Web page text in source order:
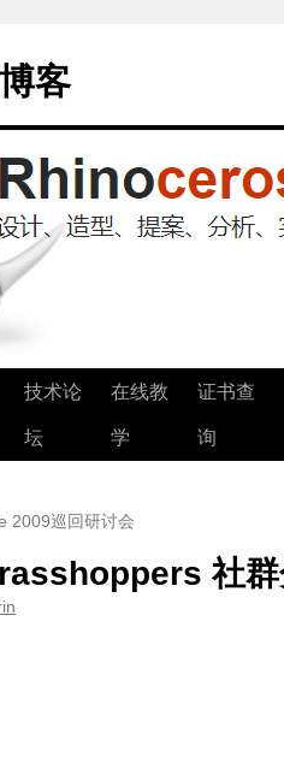
客
技术论
坛
在线教
学
证书查
询
2009巡回研讨会
社